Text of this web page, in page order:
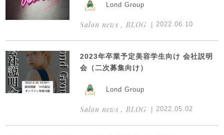
Lond Group
Salon news , BLOG 2022.06.10
2023年卒業予定美容学生向け 会社説明
会（二次募集向け）
Lond Group
Salon news , BLOG 2022.05.02